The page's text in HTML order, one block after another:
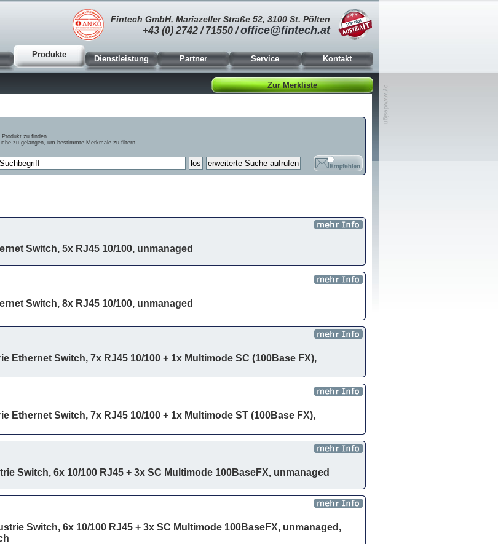
Fintech GmbH, Mariazeller Straße 52, 3100 St. Pölten
+43 (0) 2742 / 71550 /office@fintech.at
Produkte Dienstleistung Partner Service Kontakt
Zur Merkliste
zu finden
zu gelangen, um bestimmte Merkmale zu filtern.
Switch, 5x RJ45 10/100, unmanaged
Switch, 8x RJ45 10/100, unmanaged
Ethernet Switch, 7x RJ45 10/100 + 1x Multimode SC (100Base FX),
Ethernet Switch, 7x RJ45 10/100 + 1x Multimode ST (100Base FX),
Switch, 6x 10/100 RJ45 + 3x SC Multimode 100BaseFX, unmanaged
Switch, 6x 10/100 RJ45 + 3x SC Multimode 100BaseFX, unmanaged,